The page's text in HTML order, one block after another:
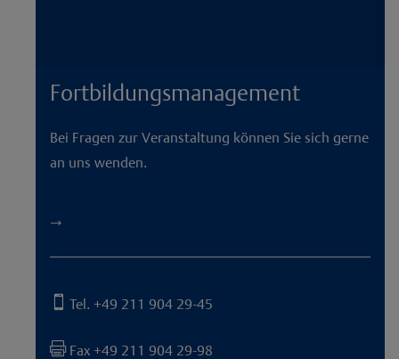
Fortbildungsmanagement
Bei Fragen zur Veranstaltung können Sie sich gerne
an uns wenden.
→
 Tel. +49 211 904 29-45
Fax +49 211 904 29-98